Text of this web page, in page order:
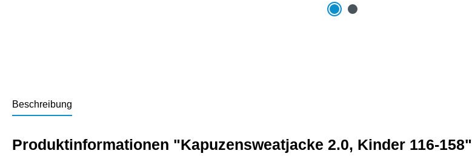
Beschreibung
Produktinformationen "Kapuzensweatjacke 2.0, Kinder 116-158"